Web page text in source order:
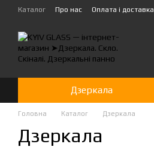
Перейти до основного контенту
Каталог Про нас Оплата і доставка
Дзеркала
Головна Каталог Дзеркала
Дзеркала